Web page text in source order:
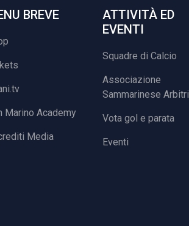
BREVE
Marino Academy
Media
ATTIVITÀ ED
EVENTI
Squadre di Calcio
Associazione
Sammarinese Arbitri
Vota gol e parata
Eventi